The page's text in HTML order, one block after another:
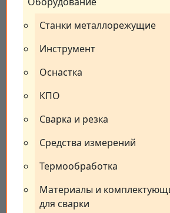
Станки металлорежущие
Инструмент
Оснастка
КПО
Сварка и резка
Средства измерений
Термообработка
Материалы и
для сварки